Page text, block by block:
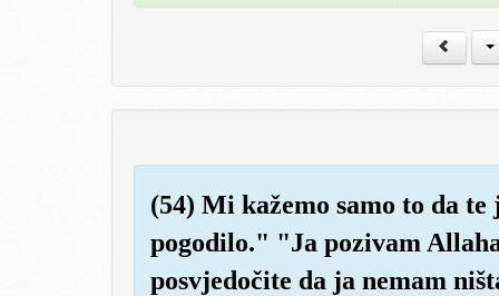
(54) Mi kažemo samo to da te
pogodilo." "Ja pozivam
posvjedočite da ja nemam